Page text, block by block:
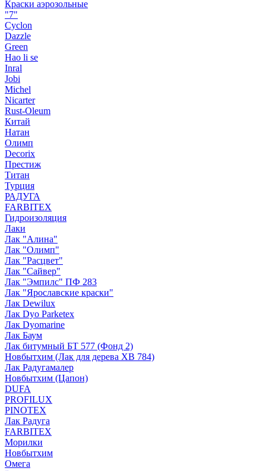
Краски аэрозольные
"7"
Cyclon
Dazzle
Green
Hao li se
Inral
Jobi
Michel
Nicarter
Rust-Oleum
Китай
Натан
Олимп
Decorix
Престиж
Титан
Турция
РАДУГА
FARBITEX
Гидроизоляция
Лаки
Лак "Алина"
Лак "Олимп"
Лак "Расцвет"
Лак "Сайвер"
Лак "Эмпилс" ПФ 283
Лак "Ярославские краски"
Лак Dewilux
Лак Dyo Parketex
Лак Dyomarine
Лак Баум
Лак битумный БТ 577 (Фонд 2)
Новбытхим (Лак для дерева ХВ 784)
Лак Радугамалер
Новбытхим (Цапон)
DUFA
PROFILUX
PINOTEX
Лак Радуга
FARBITEX
Морилки
Новбытхим
Омега